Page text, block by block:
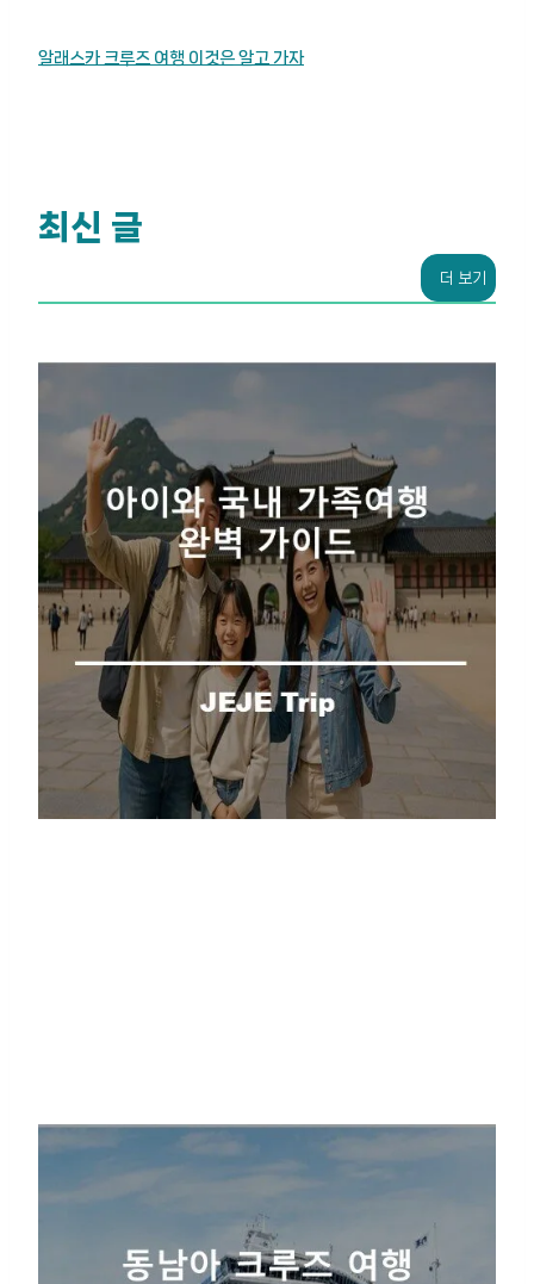
알래스카 크루즈 여행 이것은 알고 가자
최신 글
더 보기